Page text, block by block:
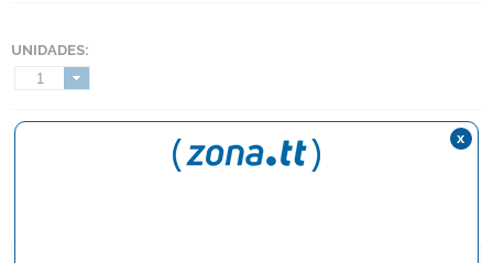
UNIDADES:
1
AÑADIR AL CARRITO
x